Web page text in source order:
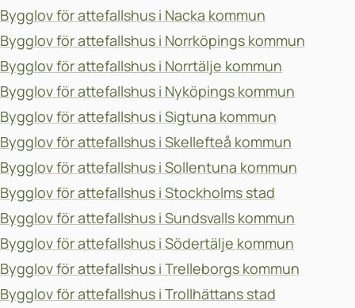
Bygglov för attefallshus i Nacka kommun
Bygglov för attefallshus i Norrköpings kommun
Bygglov för attefallshus i Norrtälje kommun
Bygglov för attefallshus i Nyköpings kommun
Bygglov för attefallshus i Sigtuna kommun
Bygglov för attefallshus i Skellefteå kommun
Bygglov för attefallshus i Sollentuna kommun
Bygglov för attefallshus i Stockholms stad
Bygglov för attefallshus i Sundsvalls kommun
Bygglov för attefallshus i Södertälje kommun
Bygglov för attefallshus i Trelleborgs kommun
Bygglov för attefallshus i Trollhättans stad